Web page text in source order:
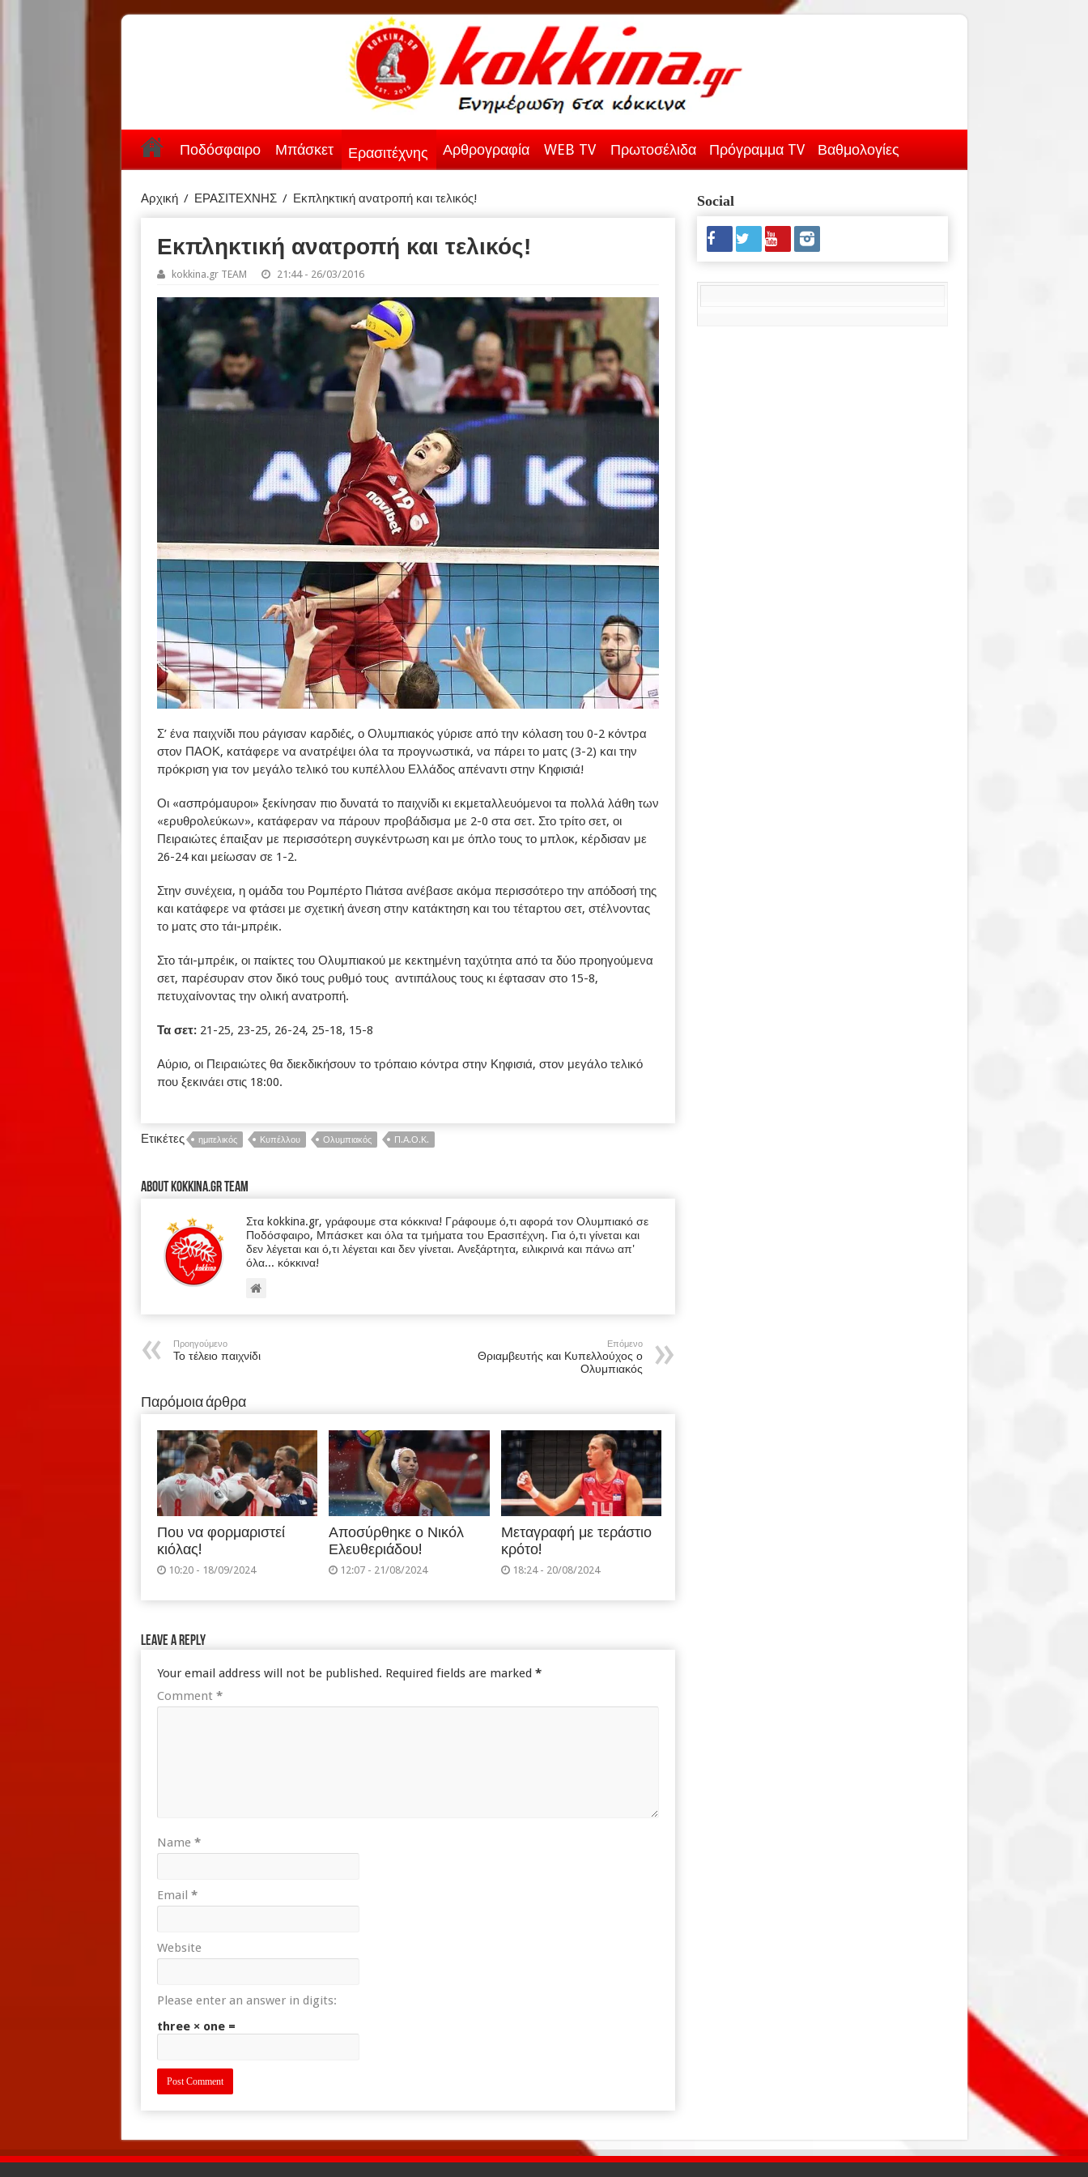
Ποδόσφαιρο Μπάσκετ Ερασιτέχνης Αρθρογραφία WEB TV Πρωτοσέλιδα Πρόγραμμα TV Βαθμολογίες
Αρχική / ΕΡΑΣΙΤΕΧΝΗΣ / Εκπληκτική ανατροπή και τελικός!
Εκπληκτική ανατροπή και τελικός!
kokkina.gr TEAM 21:44 - 26/03/2016
Σ’ ένα παιχνίδι που ράγισαν καρδιές, ο Ολυμπιακός γύρισε από την κόλαση του 0-2 κόντρα
στον ΠΑΟΚ, κατάφερε να ανατρέψει όλα τα προγνωστικά, να πάρει το ματς (3-2) και την
πρόκριση για τον μεγάλο τελικό του κυπέλλου Ελλάδος απέναντι στην Κηφισιά!
Οι «ασπρόμαυροι» ξεκίνησαν πιο δυνατά το παιχνίδι κι εκμεταλλευόμενοι τα πολλά λάθη των
«ερυθρολεύκων», κατάφεραν να πάρουν προβάδισμα με 2-0 στα σετ. Στο τρίτο σετ, οι
Πειραιώτες έπαιξαν με περισσότερη συγκέντρωση και με όπλο τους το μπλοκ, κέρδισαν με
26-24 και μείωσαν σε 1-2.
Στην συνέχεια, η ομάδα του Ρομπέρτο Πιάτσα ανέβασε ακόμα περισσότερο την απόδοσή της
και κατάφερε να φτάσει με σχετική άνεση στην κατάκτηση και του τέταρτου σετ, στέλνοντας
το ματς στο τάι-μπρέικ.
Στο τάι-μπρέικ, οι παίκτες του Ολυμπιακού με κεκτημένη ταχύτητα από τα δύο προηγούμενα
σετ, παρέσυραν στον δικό τους ρυθμό τους αντιπάλους τους κι έφτασαν στο 15-8,
πετυχαίνοντας την ολική ανατροπή.
Τα σετ:21-25, 23-25, 26-24, 25-18, 15-8
Αύριο, οι Πειραιώτες θα διεκδικήσουν το τρόπαιο κόντρα στην Κηφισιά, στον μεγάλο τελικό
που ξεκινάει στις 18:00.
Ετικέτες ημιτελικός Κυπέλλου Ολυμπιακός Π.Α.Ο.Κ.
About kokkina.gr TEAM
Στα kokkina.gr, γράφουμε στα κόκκινα! Γράφουμε ό,τι αφορά τον Ολυμπιακό σε
Ποδόσφαιρο, Μπάσκετ και όλα τα τμήματα του Ερασιτέχνη. Για ό,τι γίνεται και
δεν λέγεται και ό,τι λέγεται και δεν γίνεται. Ανεξάρτητα, ειλικρινά και πάνω απ'
όλα... κόκκινα!
Προηγούμενο
Το τέλειο παιχνίδι
Επόμενο
Θριαμβευτής και Κυπελλούχος ο
Ολυμπιακός
Παρόμοια άρθρα
Που να φορμαριστεί
κιόλας!
10:20 - 18/09/2024
Αποσύρθηκε ο Νικόλ
Ελευθεριάδου!
12:07 - 21/08/2024
Μεταγραφή με τεράστιο
κρότο!
18:24 - 20/08/2024
Leave a Reply
Your email address will not be published. Required fields are marked *
Comment *
Name *
Email *
Website
Please enter an answer in digits:
three × one =
Social